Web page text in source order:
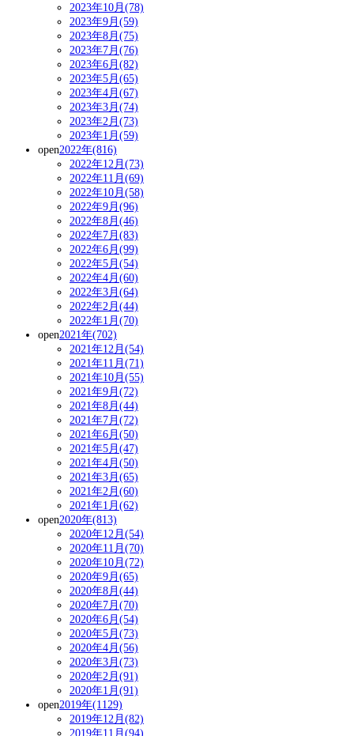
2023年10月(78)
2023年9月(59)
2023年8月(75)
2023年7月(76)
2023年6月(82)
2023年5月(65)
2023年4月(67)
2023年3月(74)
2023年2月(73)
2023年1月(59)
open2022年(816)
2022年12月(73)
2022年11月(69)
2022年10月(58)
2022年9月(96)
2022年8月(46)
2022年7月(83)
2022年6月(99)
2022年5月(54)
2022年4月(60)
2022年3月(64)
2022年2月(44)
2022年1月(70)
open2021年(702)
2021年12月(54)
2021年11月(71)
2021年10月(55)
2021年9月(72)
2021年8月(44)
2021年7月(72)
2021年6月(50)
2021年5月(47)
2021年4月(50)
2021年3月(65)
2021年2月(60)
2021年1月(62)
open2020年(813)
2020年12月(54)
2020年11月(70)
2020年10月(72)
2020年9月(65)
2020年8月(44)
2020年7月(70)
2020年6月(54)
2020年5月(73)
2020年4月(56)
2020年3月(73)
2020年2月(91)
2020年1月(91)
open2019年(1129)
2019年12月(82)
2019年11月(94)